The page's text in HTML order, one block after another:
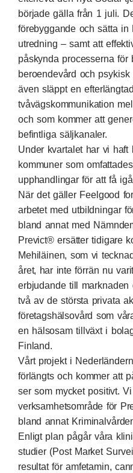
började gälla från 1 juli.
förebyggande och sätta
utredning – samt att
påskynda processerna för
beroendevård och
även släppt en
tvåvägskommunikation
och som kommer att
befintliga säljkanaler.
Under kvartalet har vi haft
kommuner som
upphandlingar för att få
När det gäller Feelgood
arbetet med utbildningar
bland annat med
Previct® ersätter tidigare
Mehiläinen, som vi
året, har inte förrän nu
erbjudande till
två av de största privata
företagshälsovård som
en hälsosam tillväxt i
Finland.
Vårt projekt i
förlängts och kommer att
ser som mycket positivt.
verksamhetsområde för
bland annat
Enligt plan pågår våra
studier (Post Market
resultat för amfetamin,